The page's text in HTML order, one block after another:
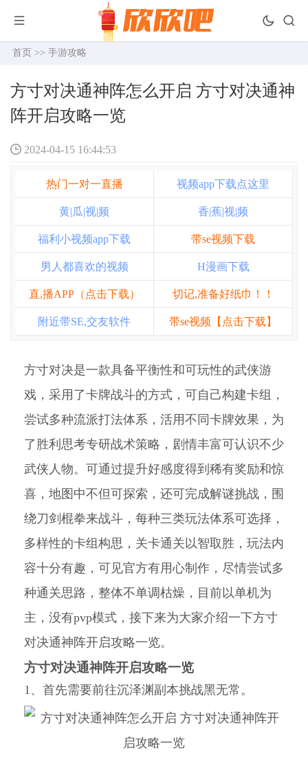
首页 >> 手游攻略
方寸对决通神阵怎么开启 方寸对决通神
阵开启攻略一览
2024-04-15 16:44:53
热门一对一直播 视频app下载点这里
黄|瓜|视|频 香|蕉|视|频
福利小视频app下载 带se视频下载
男人都喜欢的视频 H漫画下载
直,播APP（点击下载） 切记,准备好纸巾！！
附近带SE,交友软件 带se视频【点击下载】
方寸对决是一款具备平衡性和可玩性的武侠游
戏，采用了卡牌战斗的方式，可自己构建卡组，
尝试多种流派打法体系，活用不同卡牌效果，为
了胜利思考专研战术策略，剧情丰富可认识不少
武侠人物。可通过提升好感度得到稀有奖励和惊
喜，地图中不但可探索，还可完成解谜挑战，围
绕刀剑棍拳来战斗，每种三类玩法体系可选择，
多样性的卡组构思，关卡通关以智取胜，玩法内
容十分有趣，可见官方有用心制作，尽情尝试多
种通关思路，整体不单调枯燥，目前以单机为
主，没有pvp模式，接下来为大家介绍一下方寸
对决通神阵开启攻略一览。
方寸对决通神阵开启攻略一览
1、首先需要前往沉泽渊副本挑战黑无常。